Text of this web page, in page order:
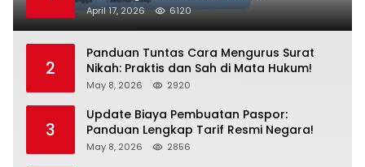
April 17, 2026 6120
2
Panduan Tuntas Cara Mengurus Surat
Nikah: Praktis dan Sah di Mata Hukum!
May 8, 2026 2920
3
Update Biaya Pembuatan Paspor:
Panduan Lengkap Tarif Resmi Negara!
May 8, 2026 2856